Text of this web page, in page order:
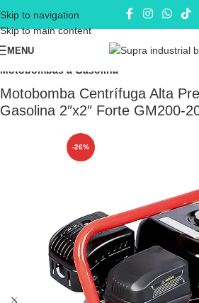
Skip to navigation
Skip to main content
MENU
Inicio Electrobombas - bombas eléctricas
Motobombas a Gasolina
Motobomba Centrífuga Alta
Gasolina 2″x2″ Forte GM200-
-26%